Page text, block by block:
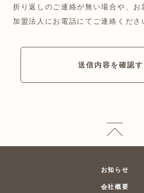
折り返しのご連絡が無い場合や、お
加盟法人にお電話にてご連絡くださ
送信内容を確認す
お知らせ
会社概要